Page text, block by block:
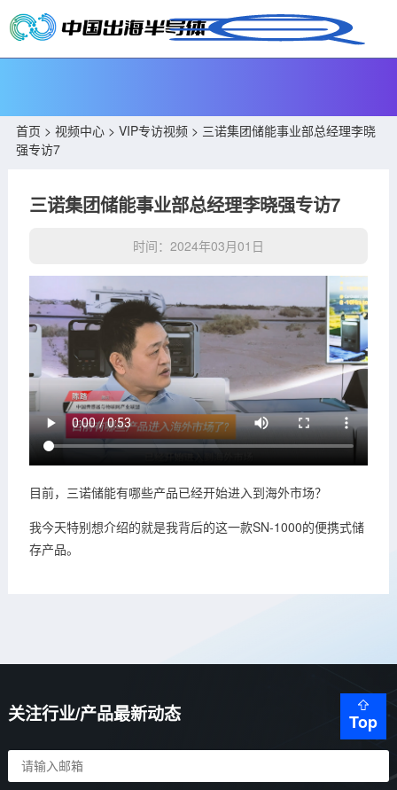
首页 > 视频中心> VIP专访视频> 三诺集团储能事业部总经理李晓
强专访7
三诺集团储能事业部总经理李晓强专访7
时间：2024年03月01日
目前，三诺储能有哪些产品已经开始进入到海外市场？
我今天特别想介绍的就是我背后的这一款SN-1000的便携式储
存产品。
关注行业/产品最新动态 Top